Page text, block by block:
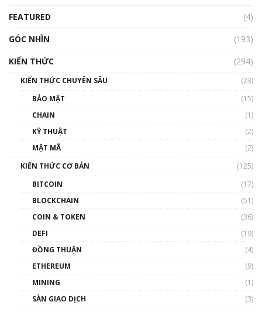
00:43:47
như thể nào?
00:39:31
Phổ cập Blockchain
thống & Crypto qua các cuộc chiến | Phổ cập
FEATURED
(4)
GÓC NHÌN
(193)
KIẾN THỨC
(294)
KIẾN THỨC CHUYÊN SÂU
(23)
BẢO MẬT
(15)
CHAIN
(1)
KỸ THUẬT
(2)
MẬT MÃ
(2)
KIẾN THỨC CƠ BẢN
(125)
BITCOIN
(17)
BLOCKCHAIN
(51)
COIN & TOKEN
(36)
DEFI
(19)
ĐỒNG THUẬN
(4)
ETHEREUM
(9)
MINING
(1)
SÀN GIAO DỊCH
(3)